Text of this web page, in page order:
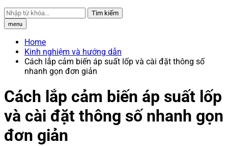
Tìm kiếm
menu
Home
Kinh nghiệm và hướng dẫn
Cách lắp cảm biến áp suất lốp và cài đặt thông số
nhanh gọn đơn giản
Cách lắp cảm biến áp suất lốp
và cài đặt thông số nhanh gọn
đơn giản